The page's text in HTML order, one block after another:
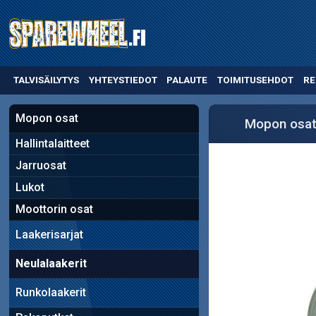
TALVISÄILYTYS YHTEYSTIEDOT PALAUTE TOIMITUSEHDOT
Mopon osat
Hallintalaitteet
Jarruosat
Lukot
Moottorin osat
Laakerisarjat
Neulalaakerit
Runkolaakerit
Mopon